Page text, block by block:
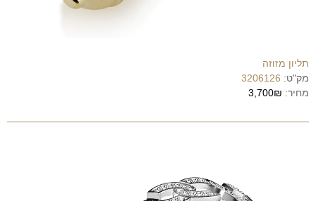
תליון מזוזה
מק"ט: 3206126
מחיר: 3,700₪